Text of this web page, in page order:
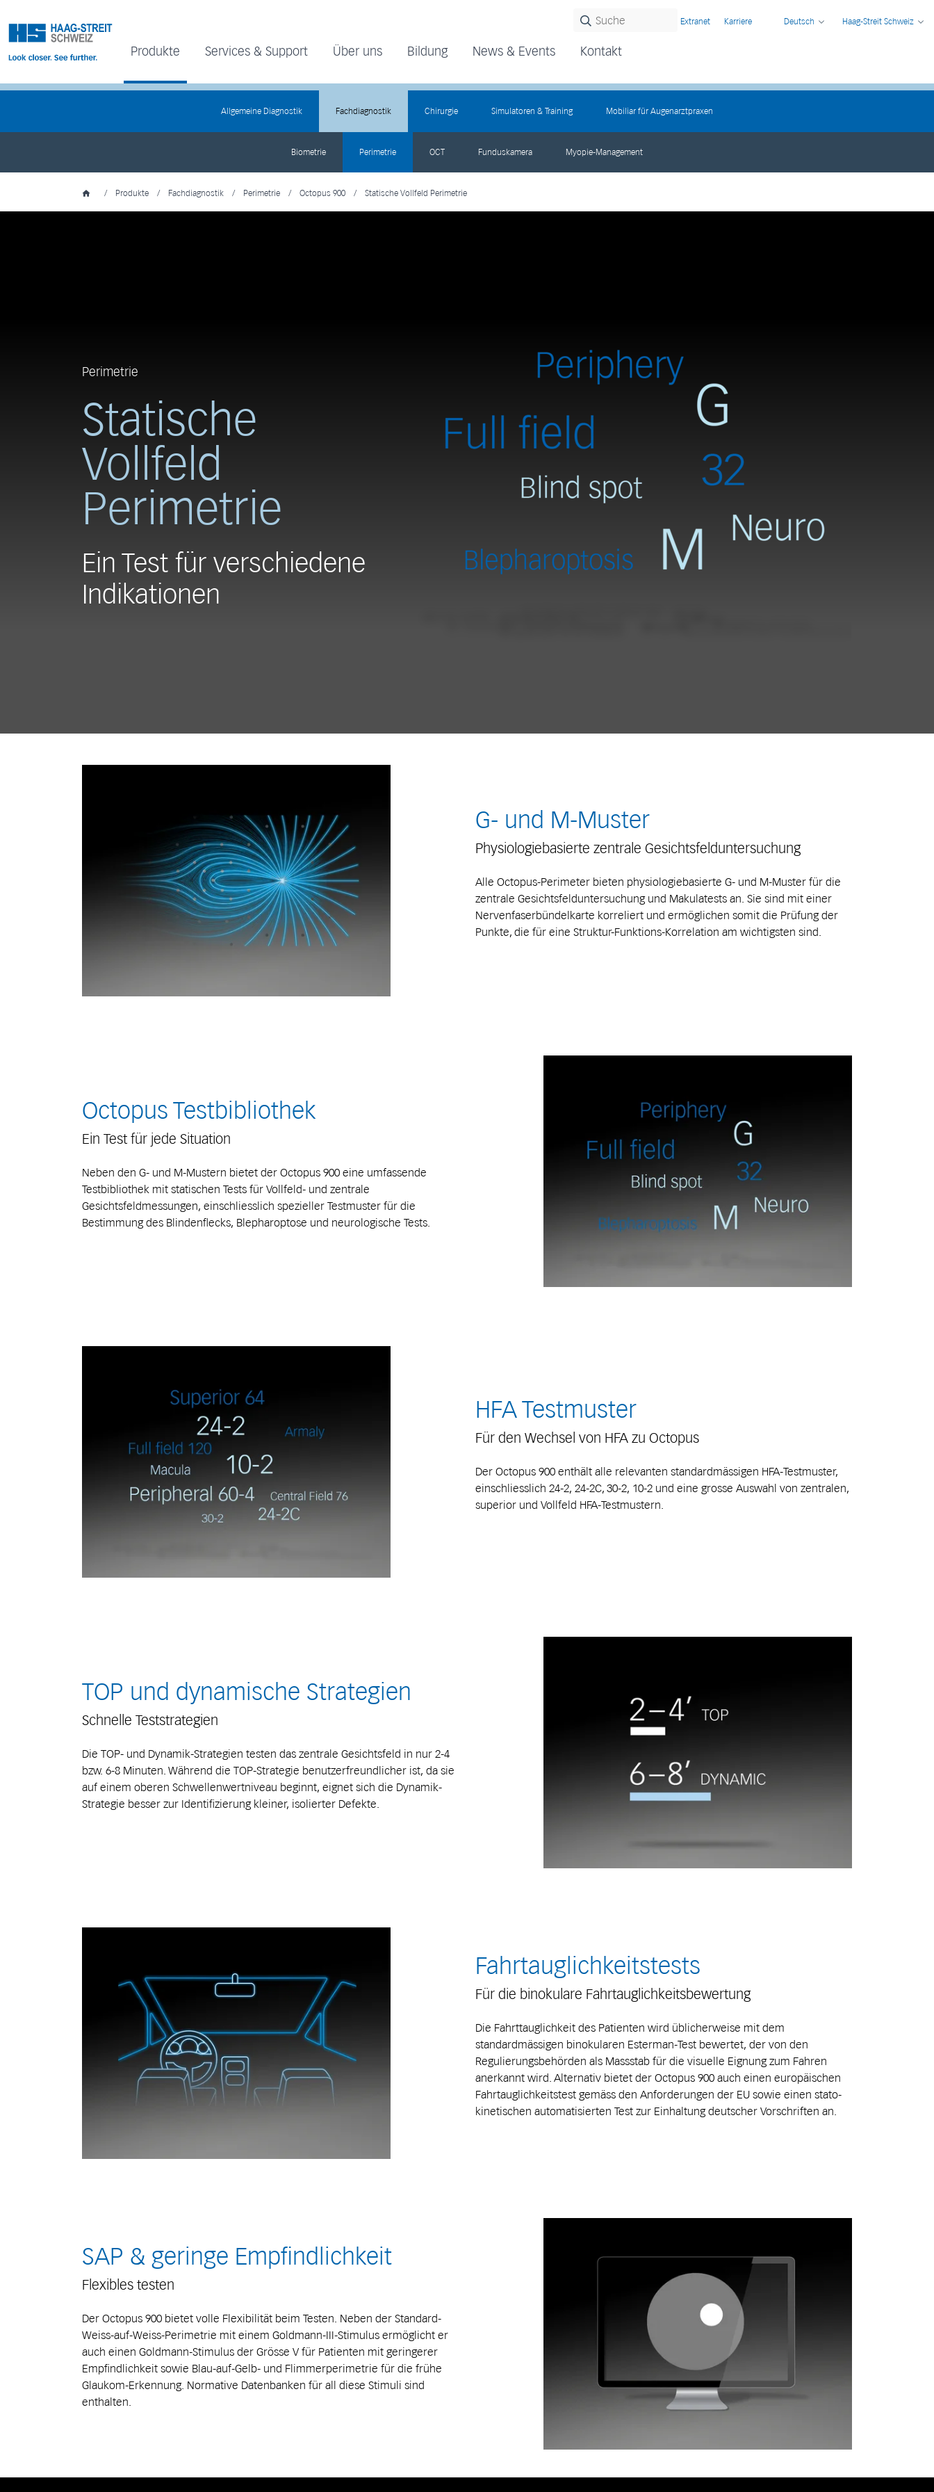
Produkte Services & Support Über uns Bildung News & Events Kontakt
Extranet Karriere Deutsch Haag-Streit Schweiz
Allgemeine Diagnostik Fachdiagnostik Chirurgie Simulatoren & Training Mobiliar für Augenarztpraxen
Biometrie Perimetrie OCT Funduskamera Myopie-Management
/ Produkte / Fachdiagnostik / Perimetrie / Octopus 900 / Statische Vollfeld Perimetrie
Perimetrie
Statische
Vollfeld
Perimetrie
Ein Test für verschiedene
Indikationen
G- und M-Muster
Physiologiebasierte zentrale Gesichtsfelduntersuchung
Alle Octopus-Perimeter bieten physiologiebasierte G- und M-Muster für die
zentrale Gesichtsfelduntersuchung und Makulatests an. Sie sind mit einer
Nervenfaserbündelkarte korreliert und ermöglichen somit die Prüfung der
Punkte, die für eine Struktur-Funktions-Korrelation am wichtigsten sind.
Octopus Testbibliothek
Ein Test für jede Situation
Neben den G- und M-Mustern bietet der Octopus 900 eine umfassende
Testbibliothek mit statischen Tests für Vollfeld- und zentrale
Gesichtsfeldmessungen, einschliesslich spezieller Testmuster für die
Bestimmung des Blindenflecks, Blepharoptose und neurologische Tests.
HFA Testmuster
Für den Wechsel von HFA zu Octopus
Der Octopus 900 enthält alle relevanten standardmässigen HFA-Testmuster,
einschliesslich 24-2, 24-2C, 30-2, 10-2 und eine grosse Auswahl von zentralen,
superior und Vollfeld HFA-Testmustern.
TOP und dynamische Strategien
Schnelle Teststrategien
Die TOP- und Dynamik-Strategien testen das zentrale Gesichtsfeld in nur 2-4
bzw. 6-8 Minuten. Während die TOP-Strategie benutzerfreundlicher ist, da sie
auf einem oberen Schwellenwertniveau beginnt, eignet sich die Dynamik-
Strategie besser zur Identifizierung kleiner, isolierter Defekte.
Fahrtauglichkeitstests
Für die binokulare Fahrtauglichkeitsbewertung
Die Fahrttauglichkeit des Patienten wird üblicherweise mit dem
standardmässigen binokularen Esterman-Test bewertet, der von den
Regulierungsbehörden als Massstab für die visuelle Eignung zum Fahren
anerkannt wird. Alternativ bietet der Octopus 900 auch einen europäischen
Fahrtauglichkeitstest gemäss den Anforderungen der EU sowie einen stato-
kinetischen automatisierten Test zur Einhaltung deutscher Vorschriften an.
SAP & geringe Empfindlichkeit
Flexibles testen
Der Octopus 900 bietet volle Flexibilität beim Testen. Neben der Standard-
Weiss-auf-Weiss-Perimetrie mit einem Goldmann-III-Stimulus ermöglicht er
auch einen Goldmann-Stimulus der Grösse V für Patienten mit geringerer
Empfindlichkeit sowie Blau-auf-Gelb- und Flimmerperimetrie für die frühe
Glaukom-Erkennung. Normative Datenbanken für all diese Stimuli sind
enthalten.